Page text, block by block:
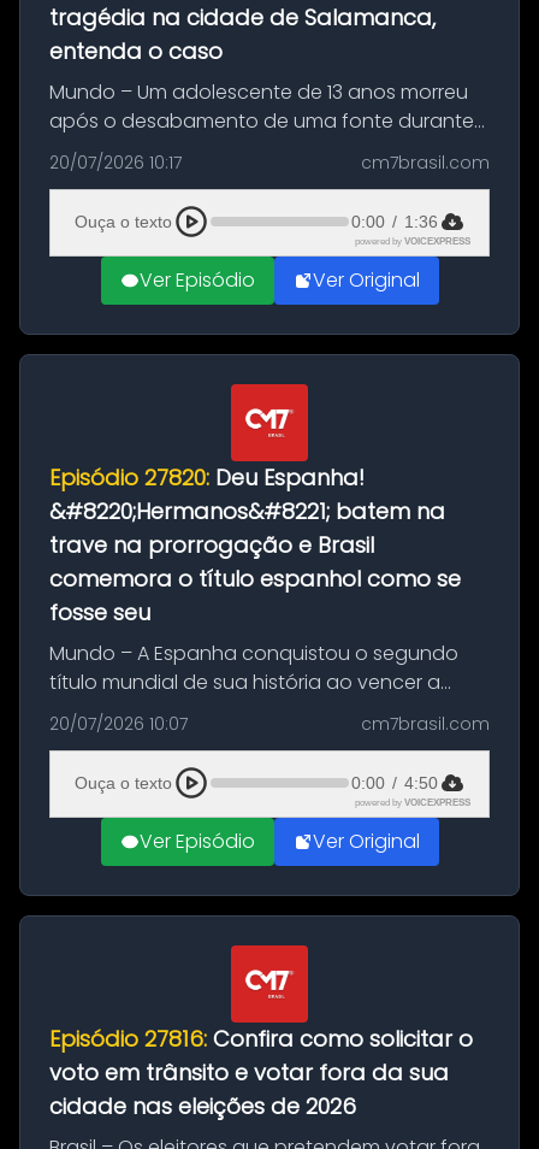
tragédia na cidade de Salamanca,
entenda o caso
Mundo – Um adolescente de 13 anos morreu
após o desabamento de uma fonte durante
as comemorações pelo título da Copa do
Mundo conquistado pela Espanha, em
Ciudad Rodrigo, na província de Salamanca,
no...
20/07/2026 10:17 cm7brasil.com
Ouça o texto 0:00 / 1:36
powered by VOICEXPRESS
Ver Episódio Ver Original
Episódio 27820: Deu Espanha!
&#8220;Hermanos&#8221; batem na
trave na prorrogação e Brasil
comemora o título espanhol como se
fosse seu
Mundo – A Espanha conquistou o segundo
título mundial de sua história ao vencer a
Argentina por 1 a 0, neste domingo (19), na
decisão da Copa do Mundo de 2026. Depois
de um duelo sem gols durante o te...
20/07/2026 10:07 cm7brasil.com
Ouça o texto 0:00 / 4:50
powered by VOICEXPRESS
Ver Episódio Ver Original
Episódio 27816: Confira como solicitar o
voto em trânsito e votar fora da sua
cidade nas eleições de 2026